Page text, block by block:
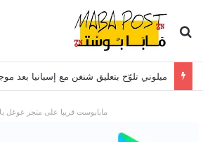
بحث عن
ميلوني تلوّح بتعليق شنغن مع إسبانيا بعد
مابابوست قريبا على متجر غوغل